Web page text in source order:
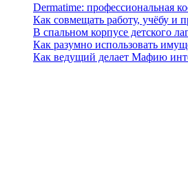
Dermatime: профессиональная
Как совмещать работу, учёбу и
В спальном корпусе детского
Как разумно использовать
Как ведущий делает Мафию